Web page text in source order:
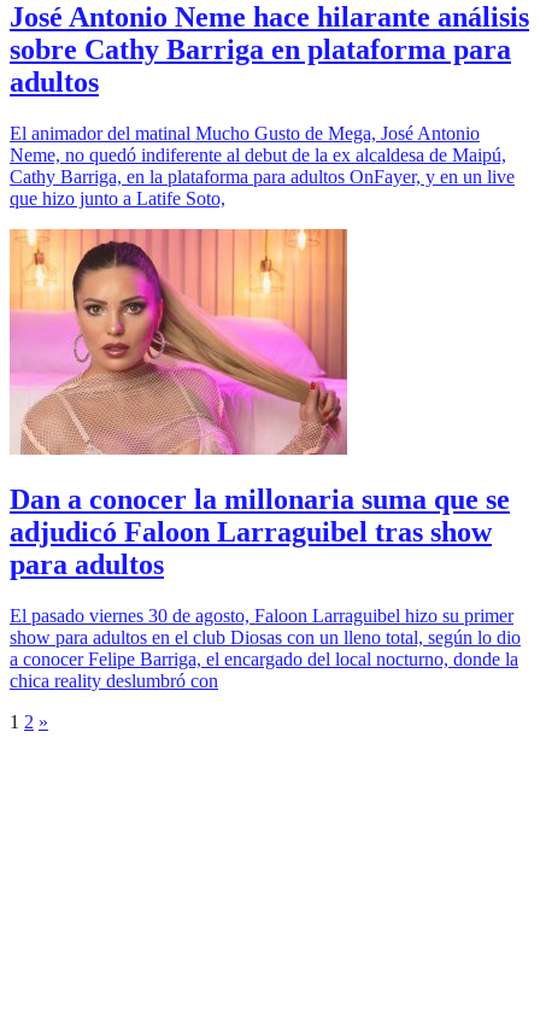
José Antonio Neme hace hilarante análisis
sobre Cathy Barriga en plataforma para
adultos
El animador del matinal Mucho Gusto de Mega, José Antonio
Neme, no quedó indiferente al debut de la ex alcaldesa de Maipú,
Cathy Barriga, en la plataforma para adultos OnFayer, y en un live
que hizo junto a Latife Soto,
Dan a conocer la millonaria suma que se
adjudicó Faloon Larraguibel tras show
para adultos
El pasado viernes 30 de agosto, Faloon Larraguibel hizo su primer
show para adultos en el club Diosas con un lleno total, según lo dio
a conocer Felipe Barriga, el encargado del local nocturno, donde la
chica reality deslumbró con
1 2 »